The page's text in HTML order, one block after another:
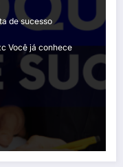
de sucesso
Você já conhece